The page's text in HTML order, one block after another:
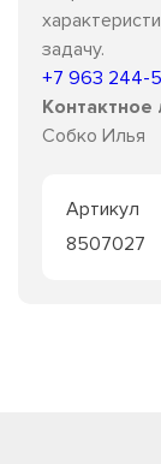
задачу.
+7 963 244-
Контактное
Собко Илья
Артикул
8507027